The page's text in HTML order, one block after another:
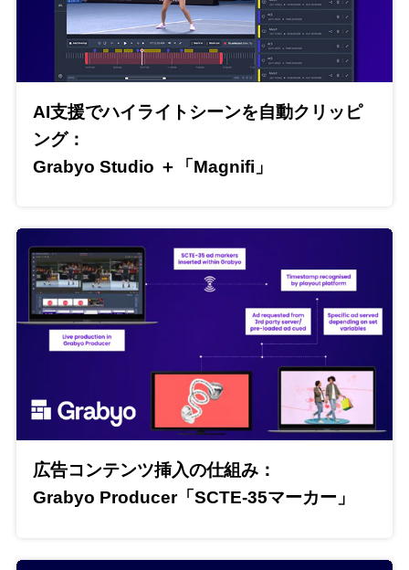
AI支援でハイライトシーンを自動クリッピ
ング：
Grabyo Studio ＋「Magnifi」
広告コンテンツ挿入の仕組み：
Grabyo Producer「SCTE-35マーカー」